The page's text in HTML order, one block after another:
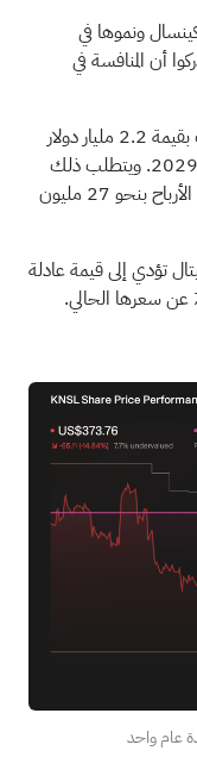
ونموها في
أن المنافسة في
تتوقع مجموعة كينسال كابيتال تحقيق إيرادات بقيمة 2.2 مليار دولار
وأرباح بقيمة 530.7 مليون دولار بحلول عام 2029. ويتطلب ذلك
نموًا سنويًا في الإيرادات بنسبة 5.8٪ وزيادة في الأرباح بنحو 27 مليون
تؤدي إلى قيمة عادلة